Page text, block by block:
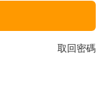
取回密碼